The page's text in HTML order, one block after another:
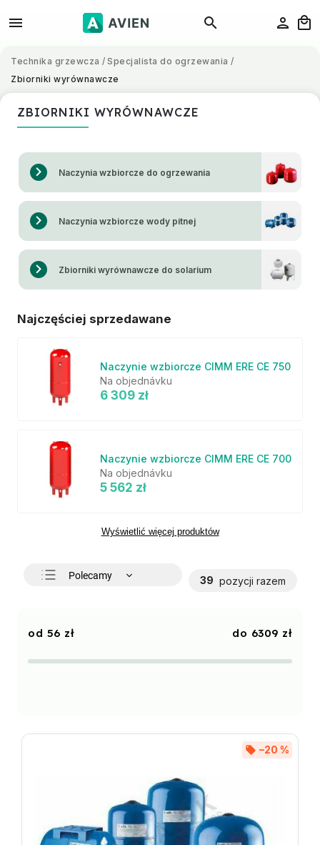
Technika grzewcza / Specjalista do ogrzewania /
Zbiorniki wyrównawcze
ZBIORNIKI WYRÓWNAWCZE
Naczynia wzbiorcze do ogrzewania
Naczynia wzbiorcze wody pitnej
Zbiorniki wyrównawcze do solarium
Najczęściej sprzedawane
Naczynie wzbiorcze CIMM ERE CE 750
Na objednávku
6 309 zł
Naczynie wzbiorcze CIMM ERE CE 700
Na objednávku
5 562 zł
Wyświetlić więcej produktów
Polecamy
Alfabetycznie
39 pozycji razem
56 zł 6309 zł
–20 %